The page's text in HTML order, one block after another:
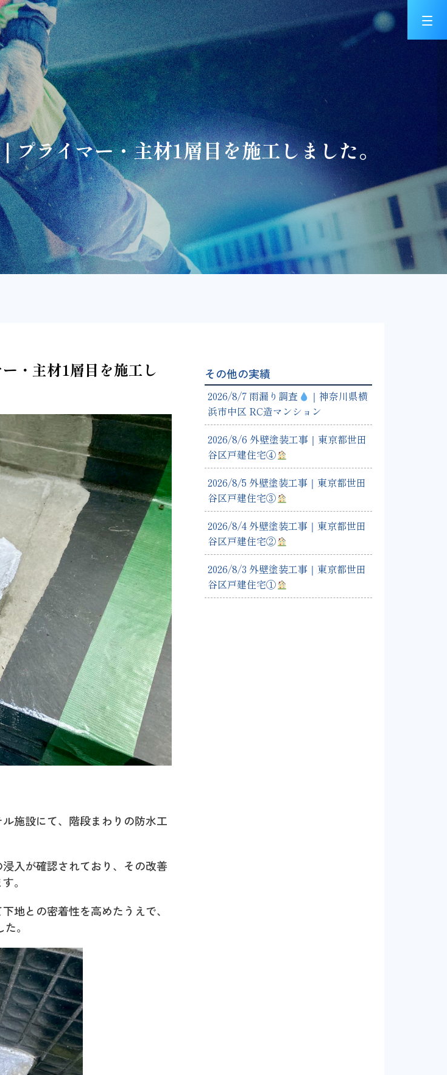
ライマー・主材1層目を施工しました。
・主材1層目を施工し
施設にて、階段まわりの防水工
入が確認されており、その改善
。
地との密着性を高めたうえで、
。
その他の実績
2026/8/7 雨漏り調査
｜神奈川県横
浜市中区 RC造マンション
2026/8/6 外壁塗装工事｜東京都世田
谷区戸建住宅④
2026/8/5 外壁塗装工事｜東京都世田
谷区戸建住宅③
2026/8/4 外壁塗装工事｜東京都世田
谷区戸建住宅②
2026/8/3 外壁塗装工事｜東京都世田
谷区戸建住宅①